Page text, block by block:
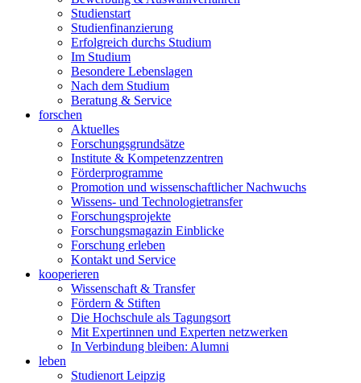
Studienstart
Studienfinanzierung
Erfolgreich durchs Studium
Im Studium
Besondere Lebenslagen
Nach dem Studium
Beratung & Service
forschen
Aktuelles
Forschungsgrundsätze
Institute & Kompetenzzentren
Förderprogramme
Promotion und wissenschaftlicher Nachwuchs
Wissens- und Technologietransfer
Forschungsprojekte
Forschungsmagazin Einblicke
Forschung erleben
Kontakt und Service
kooperieren
Wissenschaft & Transfer
Fördern & Stiften
Die Hochschule als Tagungsort
Mit Expertinnen und Experten netzwerken
In Verbindung bleiben: Alumni
leben
Studienort Leipzig